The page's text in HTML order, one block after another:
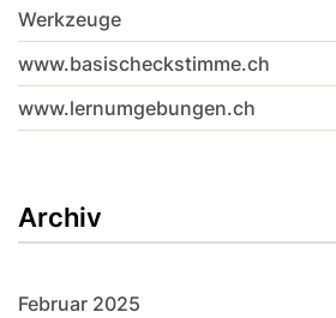
Werkzeuge
www.basischeckstimme.ch
www.lernumgebungen.ch
Archiv
Februar 2025